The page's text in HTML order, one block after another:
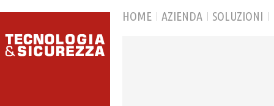
HOME AZIENDA SOLUZIONI